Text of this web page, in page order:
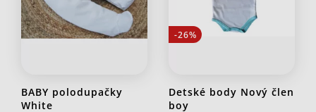
BABY polodupačky
White
-26%
Detské body Nový člen
boy